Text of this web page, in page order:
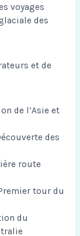
voyages
des
et de
de l’Asie et
des
route
tour du
du